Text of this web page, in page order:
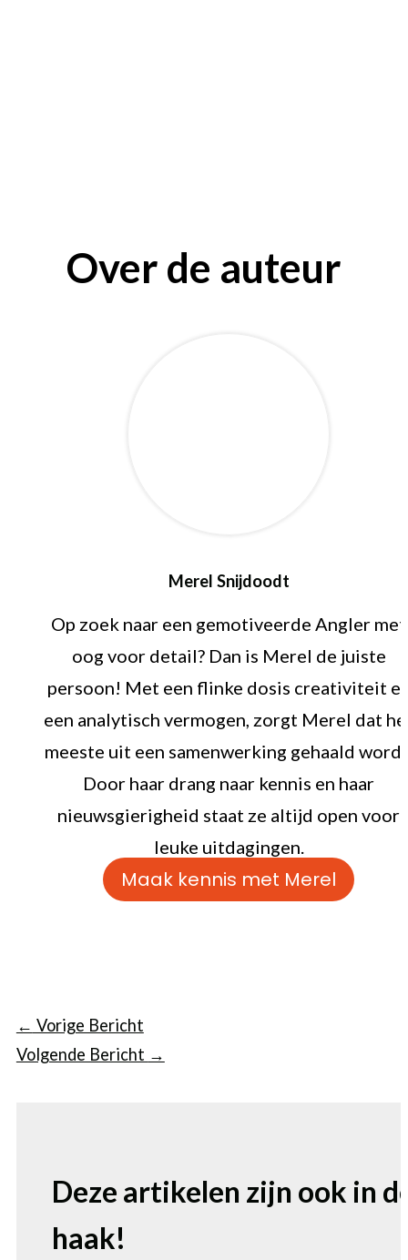
Over de auteur
Merel Snijdoodt
Op zoek naar een gemotiveerde Angler met
oog voor detail? Dan is Merel de juiste
persoon! Met een flinke dosis creativiteit
een analytisch vermogen, zorgt Merel dat
meeste uit een samenwerking gehaald
Door haar drang naar kennis en haar
nieuwsgierigheid staat ze altijd open voor
leuke uitdagingen.
Maak kennis met Merel
← Vorige Bericht
Volgende Bericht →
Deze artikelen zijn ook in
haak!